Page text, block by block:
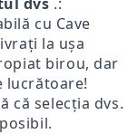
cu Cave
la ușa
birou, dar
lucrătoare!
că selecția dvs.